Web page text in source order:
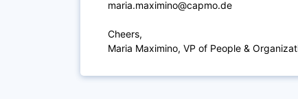
maria.maximino@capmo.de
Cheers,
Maria Maximino, VP of People &